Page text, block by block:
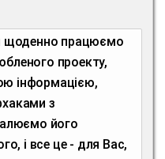
проекту,
інформацією,
з
його
і все це - для Вас,